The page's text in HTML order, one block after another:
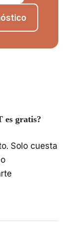
es gratis?
Solo cuesta